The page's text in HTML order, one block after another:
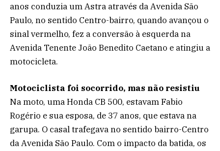
anos conduzia um Astra através da Avenida São
Paulo, no sentido Centro-bairro, quando avançou o
sinal vermelho, fez a conversão à esquerda na
Avenida Tenente João Benedito Caetano e atingiu a
motocicleta.
Motociclista foi socorrido, mas não resistiu
Na moto, uma Honda CB 500, estavam Fabio
Rogério e sua esposa, de 37 anos, que estava na
garupa. O casal trafegava no sentido bairro-Centro
da Avenida São Paulo. Com o impacto da batida, os